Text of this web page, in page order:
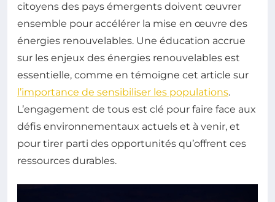
citoyens des pays émergents doivent œuvrer
ensemble pour accélérer la mise en œuvre des
énergies renouvelables. Une éducation accrue
sur les enjeux des énergies renouvelables est
essentielle, comme en témoigne cet article sur
l’importance de sensibiliser les populations.
L’engagement de tous est clé pour faire face aux
défis environnementaux actuels et à venir, et
pour tirer parti des opportunités qu’offrent ces
ressources durables.